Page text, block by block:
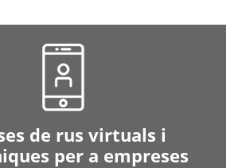
de rus virtuals i
per a empreses